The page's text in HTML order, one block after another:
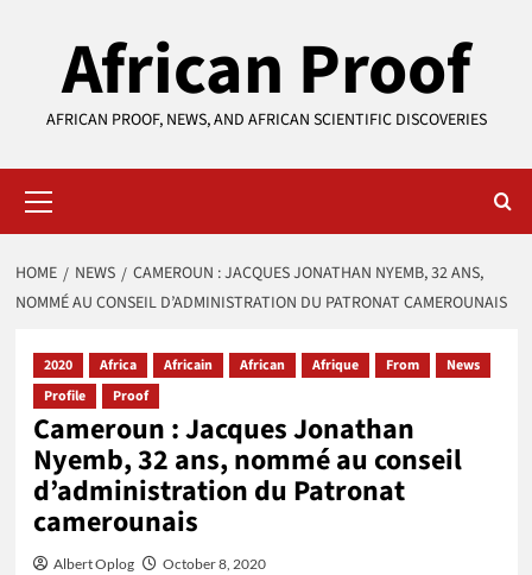
African Proof
AFRICAN PROOF, NEWS, AND AFRICAN SCIENTIFIC DISCOVERIES
Menu
HOME NEWS
CAMEROUN : JACQUES JONATHAN NYEMB, 32 ANS,
NOMMÉ AU CONSEIL D’ADMINISTRATION DU PATRONAT CAMEROUNAIS
2020 Africa Africain African Afrique From
News
Profile
Proof
Cameroun : Jacques Jonathan
Nyemb, 32 ans, nommé au conseil
d’administration du Patronat
camerounais
Albert Oplog October 8, 2020